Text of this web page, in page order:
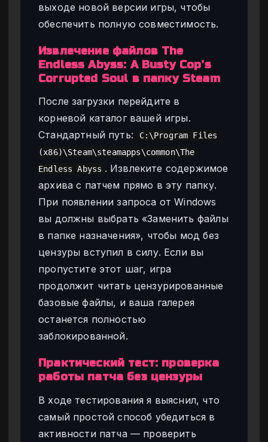
выходе новой версии игры, чтобы
обеспечить полную совместимость.
Извлечение файлов The
Endless Abyss: A Busty Cop’s
Corrupted Soul в папку Steam
После загрузки перейдите в
корневой каталог вашей игры.
Стандартный путь:
C:\Program Files
(x86)\Steam\steamapps\common\The
Endless Abyss . Извлеките содержимое
архива с патчем прямо в эту папку.
При появлении запроса от Windows
вы должны выбрать «Заменить файлы
в папке назначения», чтобы мод без
цензуры вступил в силу. Если вы
пропустите этот шаг, игра
продолжит читать цензурированные
базовые файлы, и ваша галерея
останется полностью
заблокированной.
Практический тест: проверка
работы патча без цензуры
В ходе тестирования я выяснил, что
самый простой способ убедиться в
активности патча — проверить